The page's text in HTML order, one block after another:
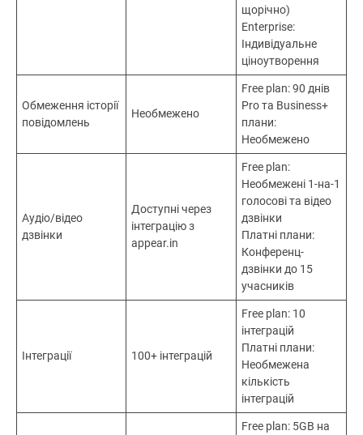
щорічно)
Enterprise:
Індивідуальне
ціноутворення
Обмеження історії
повідомлень
Необмежено
Free plan: 90 днів
Pro та Business+
плани:
Необмежено
Аудіо/відео
дзвінки
Доступні через
інтеграцію з
appear.in
Free plan:
Необмежені 1-на-1
голосові та відео
дзвінки
Платні плани:
Конференц-
дзвінки до 15
учасників
Інтеграції 100+ інтеграцій
Free plan: 10
інтеграцій
Платні плани:
Необмежена
кількість
інтеграцій
Free plan: 5GB на